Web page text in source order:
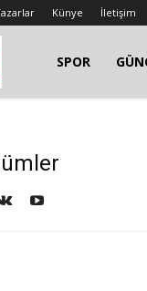
Künye İletişim
SPOR